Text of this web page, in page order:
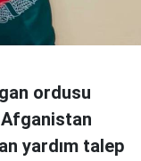
ordusu
yardım talep